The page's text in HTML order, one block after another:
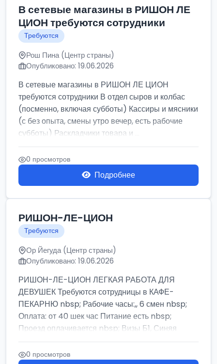
В сетевые магазины в РИШОН ЛЕ
ЦИОН требуются сотрудники
Требуются
Рош Пина (Центр страны)
Опубликовано: 19.06.2026
В сетевые магазины в РИШОН ЛЕ ЦИОН
требуются сотрудники В отдел сыров и колбас
(посменно, включая субботы) Кассиры и мясники
(с без опыта, смены утро вечер, есть рабочие
субботы) Раскладчики товара и ...
0 просмотров
Подробнее
РИШОН-ЛЕ-ЦИОН
Требуются
Ор Йегуда (Центр страны)
Опубликовано: 19.06.2026
РИШОН-ЛЕ-ЦИОН ЛЕГКАЯ РАБОТА ДЛЯ
ДЕВУШЕК Требуются сотрудницы в КАФЕ-
ПЕКАРНЮ nbsp; Рабочие часы:,, 6 смен nbsp;
Оплата: от 40 шек час Питание есть nbsp;
Проезд оплачивается nbsp; Визы Б1, Синяя
бумага,...
0 просмотров